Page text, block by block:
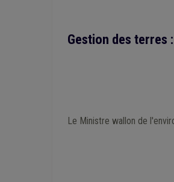
Gestion des terres
Le Ministre wallon de